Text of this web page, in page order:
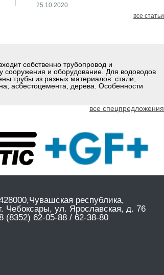
25.10.2020
невосприимчив к коррозии,
все статьи
собственно трубопровод и
сооружения и оборудование. Для водоводов
трубы из разных материалов: стали,
асбестоцемента, дерева. Особенности
все спецпредложения
республика,
г. Чебоксары, ул. Ярославская, д. 76
(8352) 62-05-88 / 62-38-80